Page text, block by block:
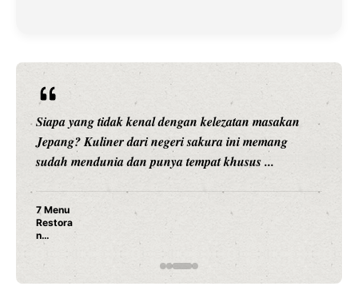
Siapa yang tidak kenal dengan kelezatan masakan
Jepang? Kuliner dari negeri sakura ini memang
sudah mendunia dan punya tempat khusus ...
7 Menu
Restora
n
Jepang
yang
Dicoba,